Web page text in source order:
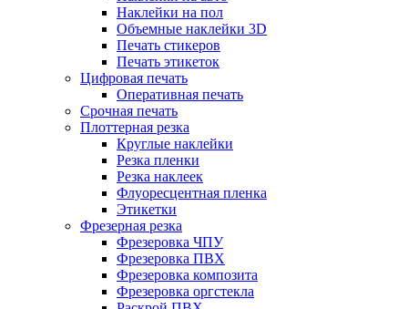
Наклейки на пол
Объемные наклейки 3D
Печать стикеров
Печать этикеток
Цифровая печать
Оперативная печать
Срочная печать
Плоттерная резка
Круглые наклейки
Резка пленки
Резка наклеек
Флуоресцентная пленка
Этикетки
Фрезерная резка
Фрезеровка ЧПУ
Фрезеровка ПВХ
Фрезеровка композита
Фрезеровка оргстекла